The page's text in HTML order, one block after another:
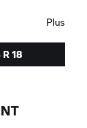
Plus
18